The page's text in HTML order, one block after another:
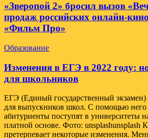
«Зверопой 2» бросил вызов
продаж российских онлайн-
«Фильм Про»
Образование
Изменения в ЕГЭ в 2022 году:
для школьников
ЕГЭ (Единый государственный экзамен)
для выпускников школ. С помощью него
абитуриенты поступят в университеты
платной основе. Фото: unsplashunsplash
претерпевает некоторые изменения.